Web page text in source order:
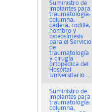
Suministro de
implantes para
traumatología:
columna,
cadera, rodilla,
hombro y
osteosíntesis
para el Servicio
de
traumatología
y cirugía
ortopédica del
Hospital
Universitario ...
Suministro de
implantes para
traumatología:
columna,